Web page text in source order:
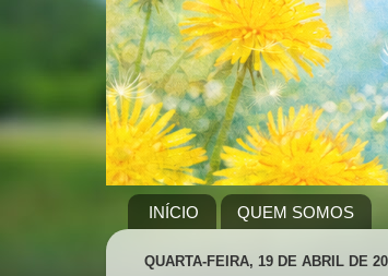
INÍCIO QUEM SOMOS
QUARTA-FEIRA, 19 DE ABRIL DE